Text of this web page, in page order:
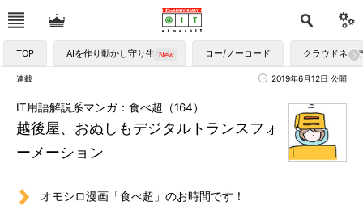
TOP AIを作り動かし守り生かす ロー/ノーコード クラウドネイ
連載 2019年6月12日 公開
越後屋、おぬしもデジタルトランスフォ
ーメーション
IT用語解説系マンガ：食べ超（164）
オモシロ漫画「食べ超」のお時間です！